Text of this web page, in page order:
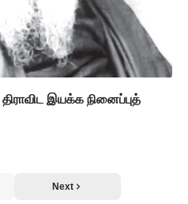
திராவிட இயக்க நினைப்புத்
Next